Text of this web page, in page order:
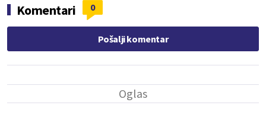
Komentari 0
Pošalji komentar